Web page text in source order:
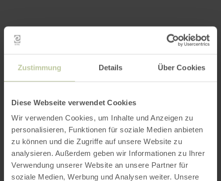
Zustimmung Details Über Cookies
Diese Webseite verwendet Cookies
Wir verwenden Cookies, um Inhalte und Anzeigen zu
personalisieren, Funktionen für soziale Medien anbieten
zu können und die Zugriffe auf unsere Website zu
analysieren. Außerdem geben wir Informationen zu Ihrer
Verwendung unserer Website an unsere Partner für
soziale Medien, Werbung und Analysen weiter. Unsere